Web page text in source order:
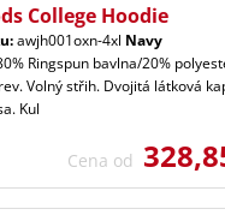
College Hoodie
awjh001oxn-4xl Navy
Ringspun bavlna/20%
Volný střih. Dvojitá látková
Kul
Cena od